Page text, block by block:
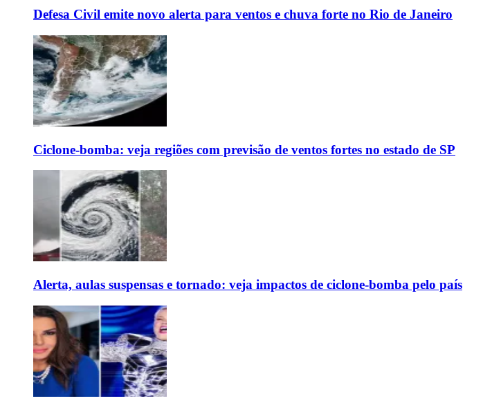
Defesa Civil emite novo alerta para ventos e chuva forte no Rio de Janeiro
Ciclone-bomba: veja regiões com previsão de ventos fortes no estado de SP
Alerta, aulas suspensas e tornado: veja impactos de ciclone-bomba pelo país